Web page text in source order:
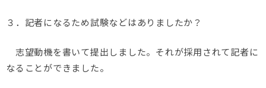
３．記者になるため試験などはありましたか？
志望動機を書いて提出しました。それが採用されて記者に
なることができました。